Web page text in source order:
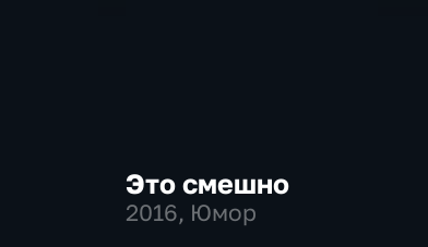
Это смешно
2016, Юмор